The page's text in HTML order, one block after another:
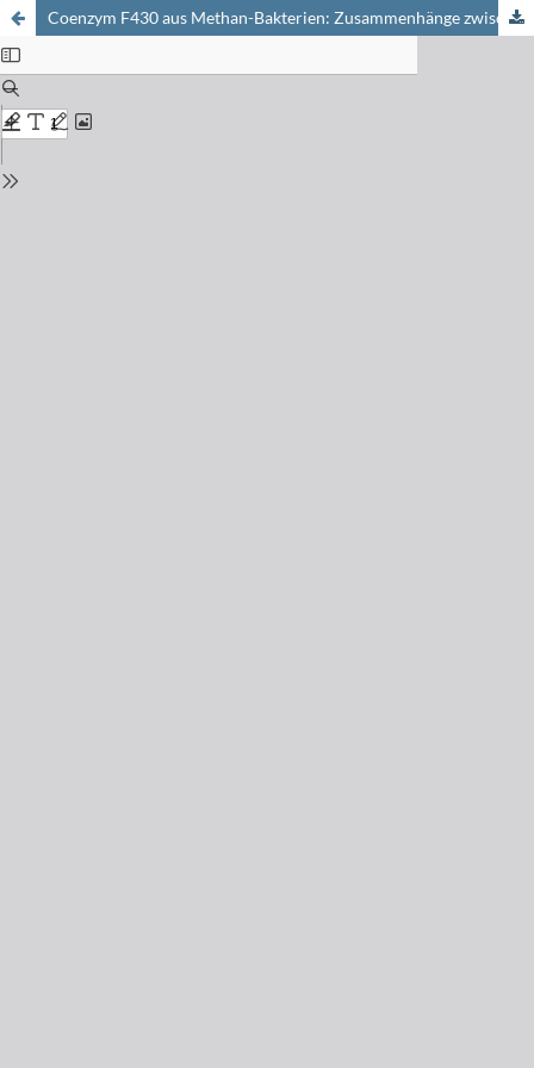
Coenzym F430 aus Methan-Bakterien: Zusammenhänge zwischen der Struktur des hydroporphinoiden Liganden und der Redoxchemie des Nickelzentrums